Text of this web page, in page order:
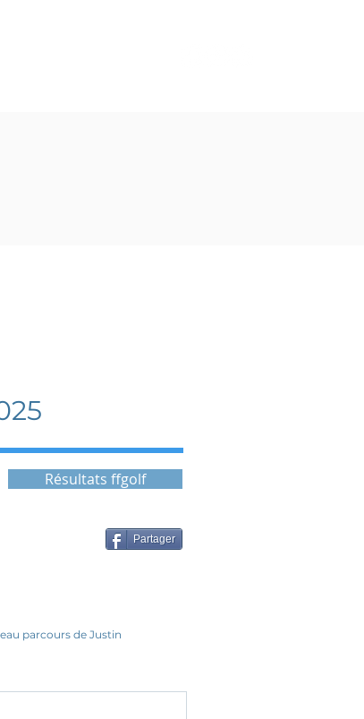
Résultats ffgolf
Partager
parcours de Justin